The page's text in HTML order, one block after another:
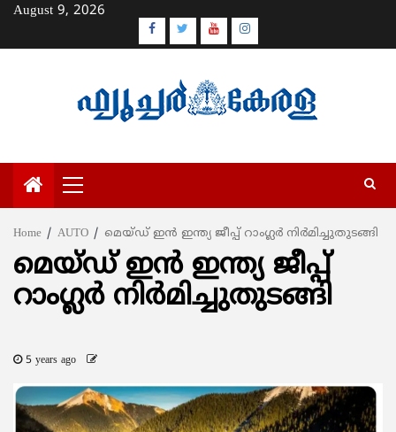
Skip
content
August 9, 2026
Facebook
TwitterYoutubeInstagram
Primary
Menu
Home AUTO മെയ്ഡ് ഇന്‍ ഇന്ത്യ ജീപ്പ് റാംഗ്ലര്‍ നിര്‍മിച്ചുതുടങ്ങി
മെയ്ഡ് ഇന്‍ ഇന്ത്യ ജീപ്പ്
റാംഗ്ലര്‍ നിര്‍മിച്ചുതുടങ്ങി
5 years ago